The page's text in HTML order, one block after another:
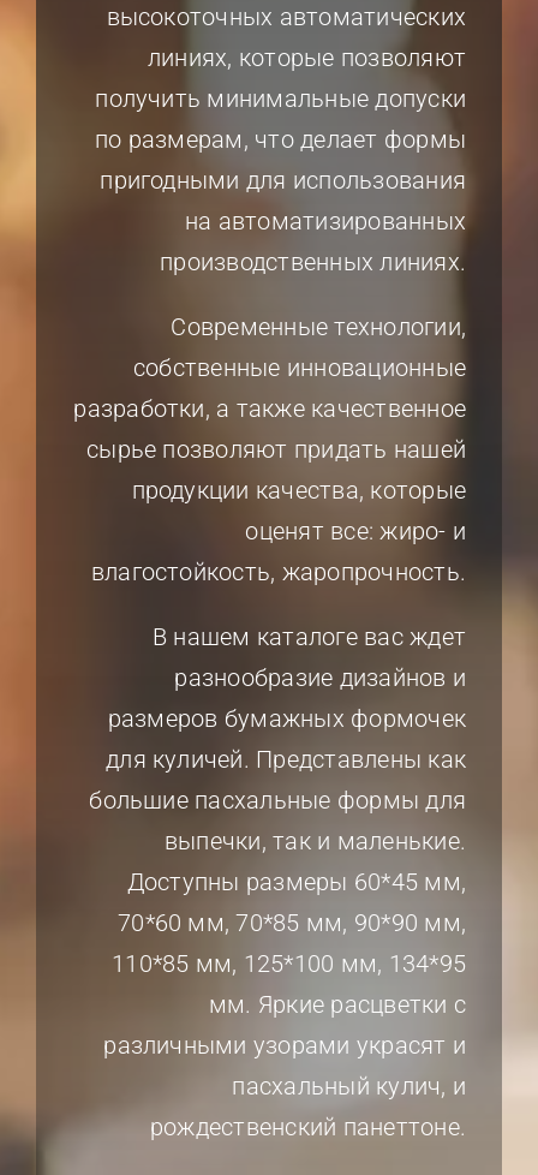
высокоточных автоматических
линиях, которые позволяют
получить минимальные допуски
по размерам, что делает формы
пригодными для использования
на автоматизированных
производственных линиях.
Современные технологии,
собственные инновационные
разработки, а также качественное
сырье позволяют придать нашей
продукции качества, которые
оценят все: жиро- и
влагостойкость, жаропрочность.
В нашем каталоге вас ждет
разнообразие дизайнов и
размеров бумажных формочек
для куличей. Представлены как
большие пасхальные формы для
выпечки, так и маленькие.
Доступны размеры 60*45 мм,
70*60 мм, 70*85 мм, 90*90 мм,
110*85 мм, 125*100 мм, 134*95
мм. Яркие расцветки с
различными узорами украсят и
пасхальный кулич, и
рождественский панеттоне.